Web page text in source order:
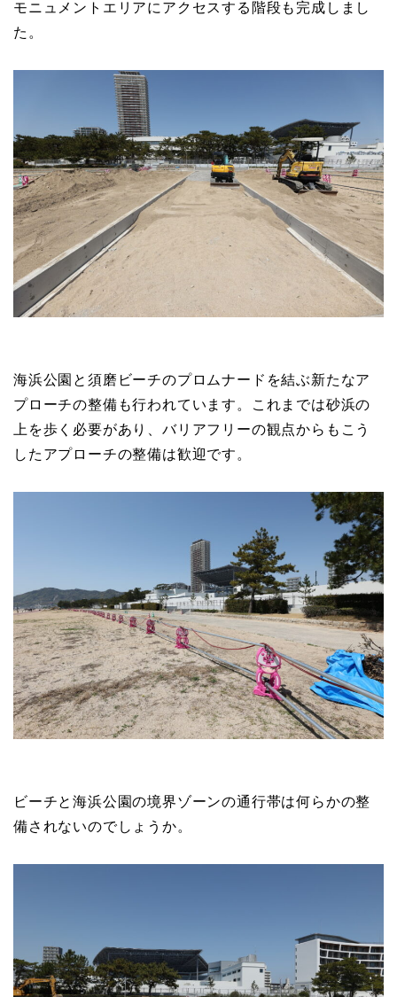
モニュメントエリアにアクセスする階段も完成しまし
た。
海浜公園と須磨ビーチのプロムナードを結ぶ新たなア
プローチの整備も行われています。これまでは砂浜の
上を歩く必要があり、バリアフリーの観点からもこう
したアプローチの整備は歓迎です。
ビーチと海浜公園の境界ゾーンの通行帯は何らかの整
備されないのでしょうか。